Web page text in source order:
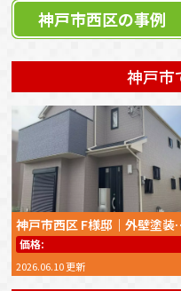
神戸市西区の事例
神戸市
神戸市西区 F様邸｜外壁塗装・屋根塗
価格:
2026.06.10 更新